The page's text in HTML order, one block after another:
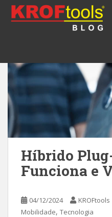
o
Híbrido
Funciona e
04/12/2024 KROFtools
Mobilidade, Tecnologia